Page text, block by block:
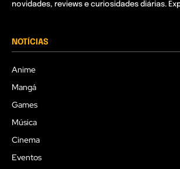
novidades, reviews e curiosidades diárias.
NOTÍCIAS
Anime
Mangá
Games
Música
Cinema
Eventos